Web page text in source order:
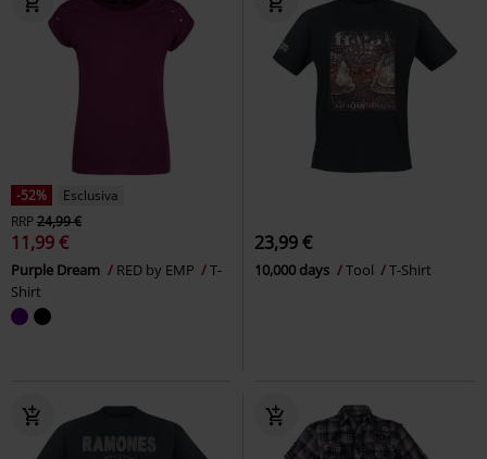
-52%
Esclusiva
RRP24,99 €
11,99 €
Purple Dream RED by EMP
T-
Shirt
23,99 €
10,000 days Tool T-Shirt